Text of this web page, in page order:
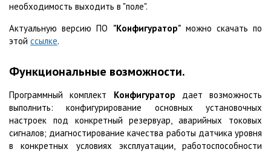
необходимость выходить в "поле".
Актуальную версию ПО "Конфигуратор"можно скачать по
этой ссылке.
Функциональные возможности.
Программный комплект Конфигуратор дает возможность
выполнить: конфигурирование основных установочных
настроек под конкретный резервуар, аварийных токовых
сигналов; диагностирование качества работы датчика уровня
в конкретных условиях эксплуатации, работоспособности